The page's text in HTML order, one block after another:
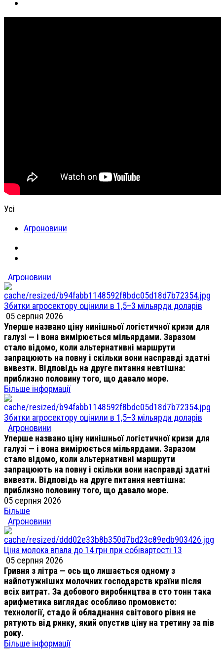
Усі
Агроновини
Агроновини
Збитки агросектору оцінили в 1,5–3 мільярди доларів
05 серпня 2026
Уперше названо ціну нинішньої логістичної кризи для
галузі — і вона вимірюється мільярдами. Заразом
стало відомо, коли альтернативні маршрути
запрацюють на повну і скільки вони насправді здатні
вивезти. Відповідь на друге питання невтішна:
приблизно половину того, що давало море.
Більше інформації
Збитки агросектору оцінили в 1,5–3 мільярди доларів
Агроновини
Уперше названо ціну нинішньої логістичної кризи для
галузі — і вона вимірюється мільярдами. Заразом
стало відомо, коли альтернативні маршрути
запрацюють на повну і скільки вони насправді здатні
вивезти. Відповідь на друге питання невтішна:
приблизно половину того, що давало море.
05 серпня 2026
Більше
Агроновини
Ціна молока впала до 14 грн при собівартості 13
05 серпня 2026
Гривня з літра — ось що лишається одному з
найпотужніших молочних господарств країни після
всіх витрат. За добового виробництва в сто тонн така
арифметика виглядає особливо промовисто:
технології, стадо й обладнання світового рівня не
рятують від ринку, який опустив ціну на третину за пів
року.
Більше інформації